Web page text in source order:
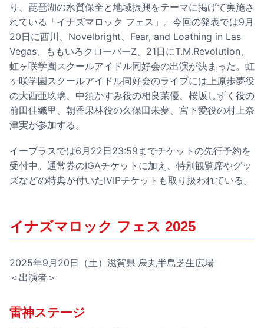
り、琵琶湖の水質保全と地域振興をテーマに掲げて実施さ
れている「イナズマロック フェス」。今回の発表では9月
20日に西川、Novelbright、Fear, and Loathing in Las
Vegas、ももいろクローバーZ、21日にT.M.Revolution、
虹ヶ咲学園スクールアイドル同好会の出演が決まった。虹
ヶ咲学園スクールアイドル同好会のライブには上原歩夢役
の大西亜玖璃、中須かすみ役の相良茉優、桜坂しずく役の
前田佳織里、朝香果林役の久保田未夢、宮下愛役の村上奈
津実が参加する。
イープラスでは6月22日23:59までチケットの先行予約を
受付中。通常券のIGAチケットに加え、特別観覧席やグッ
ズなどの特典が付いたIVIPチケットも取り扱われている。
イナズマロック フェス 2025
2025年9月20日（土）滋賀県 烏丸半島芝生広場
＜出演者＞
雷神ステージ